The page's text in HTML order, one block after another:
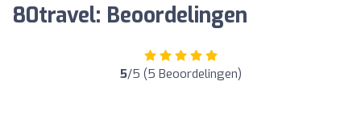
80travel: Beoordelingen
5/5 (5 Beoordelingen)